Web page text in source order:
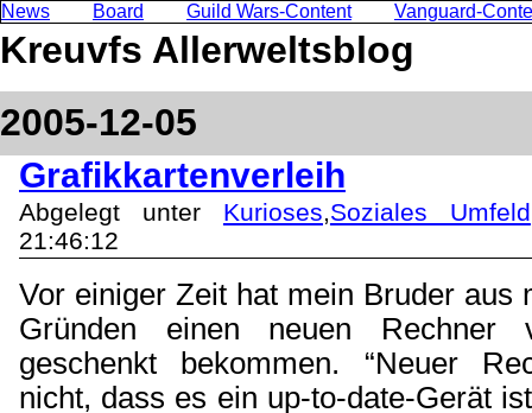
News Board Guild Wars-Content Vanguard-
Kreuvfs Allerweltsblog
2005-12-05
Grafikkartenverleih
Abgelegt unter Kurioses,Soziales Umfeld
21:46:12
Vor einiger Zeit hat mein Bruder aus
Gründen einen neuen Rechner
geschenkt bekommen. “Neuer
nicht, dass es ein up-to-date-Gerät